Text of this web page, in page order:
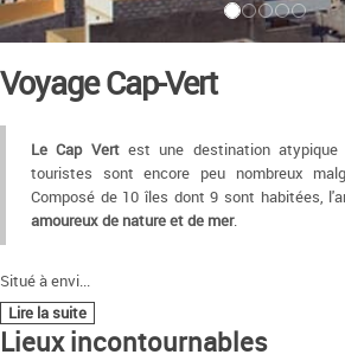
Voyage Cap-Vert
Le Cap Vert est une destination
touristes sont encore peu nombreux
Composé de 10 îles dont 9 sont habitées,
amoureux de nature et de mer.
Situé à envi...
Lire la suite
Lieux incontournables